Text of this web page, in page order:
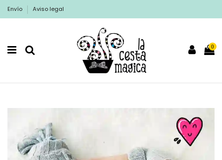
Envío Aviso legal
0